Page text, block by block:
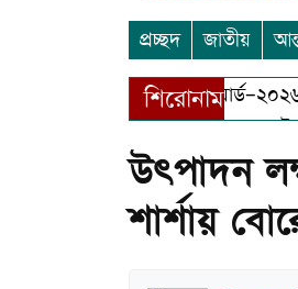
প্রচ্ছদ জাতীয়
শিরোনাম
এন্ড এন্ট্রাপ্রেনিয়র অ্যাওয়ার্ড–২০২৬
বীর মুক্তিযোদ্ধা আব্দুল খালেক এর
উৎপাদন
শার্শায়